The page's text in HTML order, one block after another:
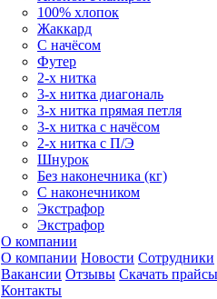
100% хлопок
Жаккард
С начёсом
Футер
2-х нитка
3-х нитка диагональ
3-х нитка прямая петля
3-х нитка с начёсом
2-х нитка с П/Э
Шнурок
Без наконечника (кг)
С наконечником
Экстрафор
Экстрафор
О компании
О компании Новости Сотрудники
Вакансии Отзывы Скачать прайсы
Контакты